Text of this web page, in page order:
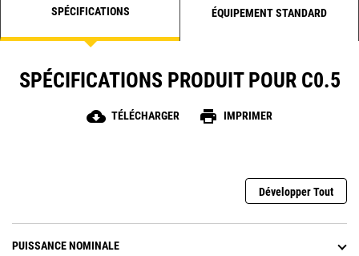
SPÉCIFICATIONS ÉQUIPEMENT STANDARD
SPÉCIFICATIONS PRODUIT POUR C0.5
cloud_download TÉLÉCHARGER print IMPRIMER
Développer Tout
PUISSANCE NOMINALE